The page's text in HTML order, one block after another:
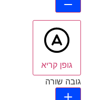
גופן קריא
גובה שורה